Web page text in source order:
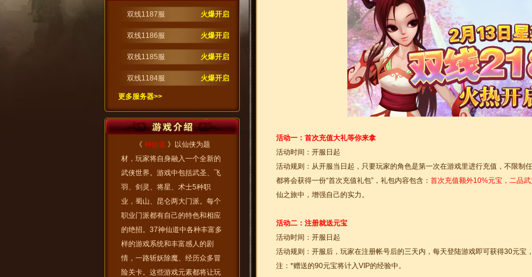
活动一：首次充值大礼等你来拿
活动时间：开服日起
活动规则：从开服当日起，只要玩家的角色是第一次在游戏里进行充值，不限制
都将会获得一份“首次充值礼包”，礼包内容包含： 首次充值额外10%元宝，二品
仙之旅中，增强自己的实力。
活动二：注册就送元宝
活动时间：开服日起
活动规则：开服后，玩家在注册帐号后的三天内，每天登陆游戏即可获得30元宝
注：*赠送的90元宝将计入VIP的经验中。
火爆开启
双线1187服
火爆开启
双线1186服
火爆开启
双线1185服
火爆开启
双线1184服
更多服务器>>
《 神仙道 》以仙侠为题
材，玩家将自身融入一个全新的
武侠世界。游戏中包括武圣、飞
羽、剑灵、将星、术士5种职
业，蜀山、昆仑两大门派。每个
职业门派都有自己的特色和相应
的绝招。37神仙道中各种丰富多
样的游戏系统和丰富感人的剧
情，一路斩妖除魔、经历众多冒
险关卡。这些游戏元素都将让玩